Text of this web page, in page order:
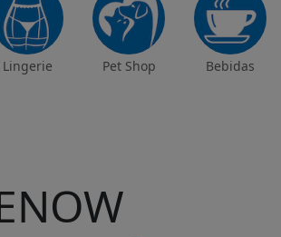
Lingerie Pet Shop Bebidas